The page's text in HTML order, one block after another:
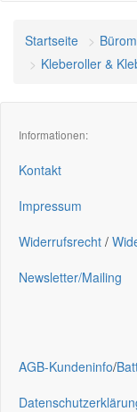
Startseite
Kleberoller &
Informationen:
Kontakt
Impressum
Widerrufsrecht /
Newsletter/Mailing
AGB-Kundeninfo/